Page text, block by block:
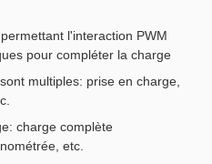
l'interaction PWM
pour compléter la charge
multiples: prise en charge,
charge complète
etc.